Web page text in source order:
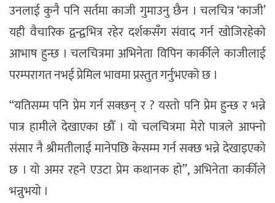
उनलाई कुनै पनि सर्तमा काजी गुमाउनु छैन । चलचित्र ‘काजी’
यही वैचारिक द्वन्द्वभित्र रहेर दर्शकसँग संवाद गर्न खोजिरहेको
आभाष हुन्छ । चलचित्रमा अभिनेता विपिन कार्कीले काजीलाई
परम्परागत नभई प्रेमिल भावमा प्रस्तुत गर्नुभएको छ ।
“यतिसम्म पनि प्रेम गर्न सक्छन् र ? यस्तो पनि प्रेम हुन्छ र भन्ने
पात्र हामीले देखाएका छौँ । यो चलचित्रमा मेरो पात्रले आफ्नो
संसार नै श्रीमतीलाई मानेपछि केसम्म गर्न सक्छ भन्ने देखाइएको
छ । यो अमर रहने एउटा प्रेम कथानक हो”, अभिनेता कार्कीले
भन्नुभयो ।